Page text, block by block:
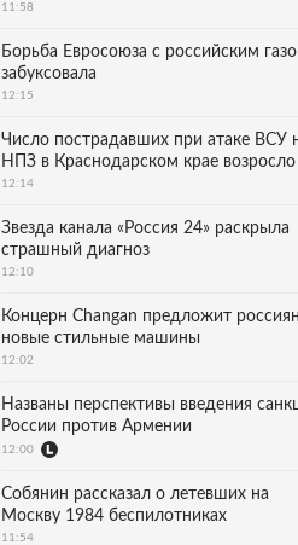
11:58
Борьба Евросоюза с российским
забуксовала
12:15
Число пострадавших при атаке ВСУ
НПЗ в Краснодарском крае возросло
12:14
Звезда канала «Россия 24» раскрыла
страшный диагноз
12:10
Концерн Changan предложит
новые стильные машины
12:02
Названы перспективы введения
России против Армении
12:00
Собянин рассказал о летевших на
Москву 1984 беспилотниках
11:54